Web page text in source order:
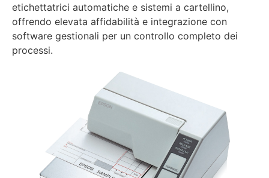
etichettatrici automatiche e sistemi a cartellino,
offrendo elevata affidabilità e integrazione con
software gestionali per un controllo completo dei
processi.